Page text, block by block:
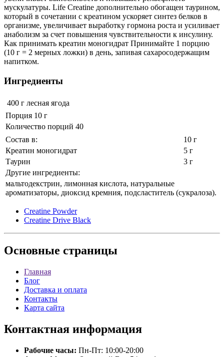
мускулатуры. Life Creatine дополнительно обогащен таурином,
который в сочетании с креатином ускоряет синтез белков в
организме, увеличивает выработку гормона роста и усиливает
анаболизм за счет повышения чувствительности к инсулину.
Как принимать креатин моногидрат Принимайте 1 порцию
(10 г = 2 мерных ложки) в день, запивая сахаросодержащим
напитком.
Ингредиенты
400 г лесная ягода
Порция 10 г
Количество порций 40
Состав в:
10 г
Креатин моногидрат
5 г
Таурин
3 г
Другие ингредиенты:
мальтодекстрин, лимонная кислота, натуральные
ароматизаторы, диоксид кремния, подсластитель (сукралоза).
Creatine Powder
Creatine Drive Black
Основные страницы
Главная
Блог
Доставка и оплата
Контакты
Карта сайта
Контактная информация
Рабочие часы: Пн-Пт: 10:00-20:00